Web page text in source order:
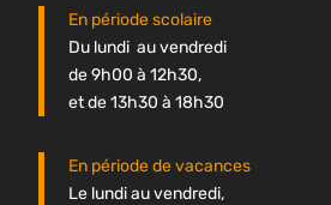
En période scolaire
Du lundi au vendredi
de 9h00 à 12h30,
et de 13h30 à 18h30
En période de vacances
Le lundi au vendredi,